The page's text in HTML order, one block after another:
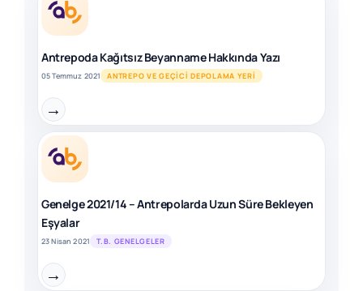
Antrepoda Kağıtsız Beyanname Hakkında Yazı
05 Temmuz 2021 ANTREPO VE GEÇICI DEPOLAMA YERI
→
Genelge 2021/14 – Antrepolarda Uzun Süre Bekleyen
Eşyalar
23 Nisan 2021 T.B. GENELGELER
→